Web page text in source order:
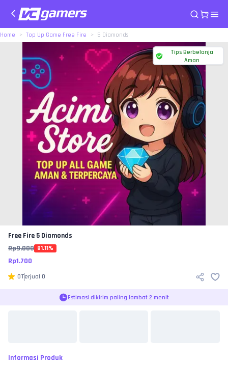
Home Top Up Game Free Fire 5 Diamonds
Tips Berbelanja
Aman
Free Fire 5 Diamonds
Rp9.000 81.11%
Rp1.700
0Terjual 0
Estimasi dikirim paling lambat 2 menit
Informasi Produk